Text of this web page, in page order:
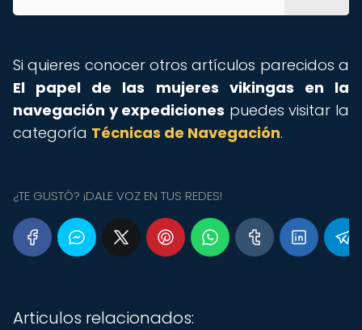
Si quieres conocer otros artículos parecidos a
El papel de las mujeres vikingas en la
navegación y expediciones puedes visitar la
categoría Técnicas de Navegación.
¿TE GUSTÓ? ¡DALE VOZ EN TUS REDES!
Articulos relacionados: